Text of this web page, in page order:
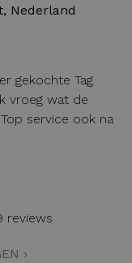
Nederland
gekochte Tag
vroeg wat de
service ook na
reviews
›